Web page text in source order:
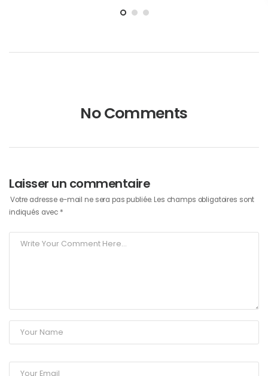
No Comments
Laisser un commentaire
Votre adresse e-mail ne sera pas publiée. Les champs obligatoires sont
indiqués avec *